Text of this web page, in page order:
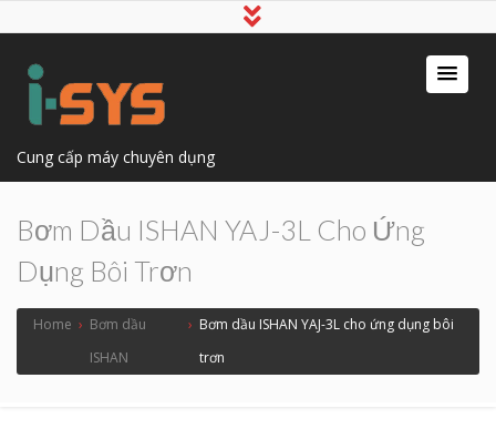
Cung cấp máy chuyên dụng
Bơm Dầu ISHAN YAJ-3L Cho Ứng
Dụng Bôi Trơn
Home › Bơm dầu
ISHAN
› Bơm dầu ISHAN YAJ-3L cho ứng dụng bôi
trơn